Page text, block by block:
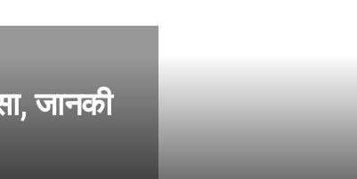
महोत्सव का शुभारंभ
अब नहीं, आखिर क्यों ?
तलाक !
जानकी